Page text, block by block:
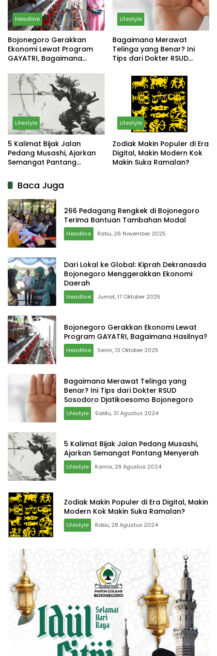
Headline
Bojonegoro Gerakkan
Ekonomi Lewat Program
GAYATRI, Bagaimana
Lifestyle
Bagaimana Merawat
Telinga yang Benar? Ini
Tips dari Dokter RSUD
Bojonegoro
Lifestyle
5 Kalimat Bijak Jalan
Pedang Musashi, Ajarkan
Semangat Pantang
Lifestyle
Zodiak Makin Populer di Era
Digital, Makin Modern Kok
Makin Suka Ramalan?
Baca Juga
266 Pedagang Rengkek di Bojonegoro
Terima Bantuan Tambahan Modal
Headline Rabu, 26 November 2025
Dari Lokal ke Global: Kiprah Dekranasda
Bojonegoro Menggerakkan Ekonomi
Daerah
Headline Jumat, 17 Oktober 2025
Bojonegoro Gerakkan Ekonomi Lewat
Program GAYATRI, Bagaimana Hasilnya?
Headline Senin, 13 Oktober 2025
Bagaimana Merawat Telinga yang
Benar? Ini Tips dari Dokter RSUD
Sosodoro Djatikoesomo Bojonegoro
Lifestyle Sabtu, 31 Agustus 2024
5 Kalimat Bijak Jalan Pedang Musashi,
Ajarkan Semangat Pantang Menyerah
Lifestyle Kamis, 29 Agustus 2024
Zodiak Makin Populer di Era Digital, Makin
Modern Kok Makin Suka Ramalan?
Lifestyle Rabu, 28 Agustus 2024